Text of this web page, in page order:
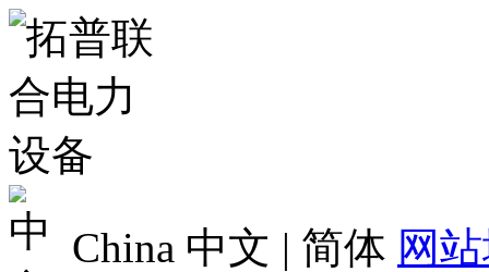
China 中文 | 简体 网